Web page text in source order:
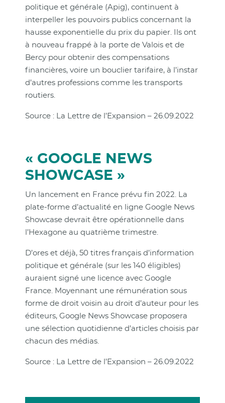
politique et générale (Apig), continuent à
interpeller les pouvoirs publics concernant la
hausse exponentielle du prix du papier. Ils ont
à nouveau frappé à la porte de Valois et de
Bercy pour obtenir des compensations
financières, voire un bouclier tarifaire, à l’instar
d’autres professions comme les transports
routiers.
Source : La Lettre de l’Expansion – 26.09.2022
« GOOGLE NEWS
SHOWCASE »
Un lancement en France prévu fin 2022. La
plate-forme d’actualité en ligne Google News
Showcase devrait être opérationnelle dans
l’Hexagone au quatrième trimestre.
D’ores et déjà, 50 titres français d’information
politique et générale (sur les 140 éligibles)
auraient signé une licence avec Google
France. Moyennant une rémunération sous
forme de droit voisin au droit d’auteur pour les
éditeurs, Google News Showcase proposera
une sélection quotidienne d’articles choisis par
chacun des médias.
Source : La Lettre de l’Expansion – 26.09.2022